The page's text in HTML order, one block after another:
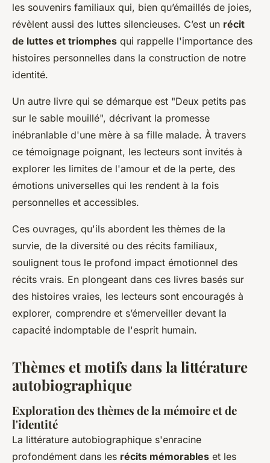
les souvenirs familiaux qui, bien qu’émaillés de joies,
révèlent aussi des luttes silencieuses. C’est un récit
de luttes et triomphes qui rappelle l'importance des
histoires personnelles dans la construction de notre
identité.
Un autre livre qui se démarque est "Deux petits pas
sur le sable mouillé", décrivant la promesse
inébranlable d'une mère à sa fille malade. À travers
ce témoignage poignant, les lecteurs sont invités à
explorer les limites de l'amour et de la perte, des
émotions universelles qui les rendent à la fois
personnelles et accessibles.
Ces ouvrages, qu'ils abordent les thèmes de la
survie, de la diversité ou des récits familiaux,
soulignent tous le profond impact émotionnel des
récits vrais. En plongeant dans ces livres basés sur
des histoires vraies, les lecteurs sont encouragés à
explorer, comprendre et s’émerveiller devant la
capacité indomptable de l'esprit humain.
Thèmes et motifs dans la littérature
autobiographique
Exploration des thèmes de la mémoire et de
l'identité
La littérature autobiographique s'enracine
profondément dans les récits mémorables et les